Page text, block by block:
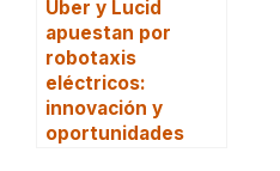
Uber y Lucid
apuestan por
robotaxis
eléctricos:
innovación y
oportunidades